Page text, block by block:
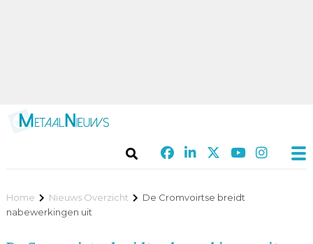
Home Nieuws Overzicht
De Cromvoirtse breidt
nabewerkingen uit